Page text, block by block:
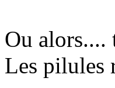
Ou alors....
Les pilules